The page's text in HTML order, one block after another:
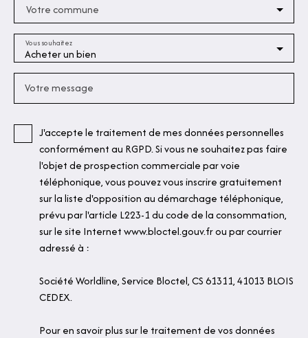
Votre commune
Acheter un bien
Vous souhaitez
Votre message
J'accepte le traitement de mes données personnelles
conformément au RGPD. Si vous ne souhaitez pas faire
l'objet de prospection commerciale par voie
téléphonique, vous pouvez vous inscrire gratuitement
sur la liste d'opposition au démarchage téléphonique,
prévu par l'article L223-1 du code de la consommation,
sur le site Internet www.bloctel.gouv.fr ou par courrier
adressé à :
Société Worldline, Service Bloctel, CS 61311, 41013 BLOIS
CEDEX.
Pour en savoir plus sur le traitement de vos données